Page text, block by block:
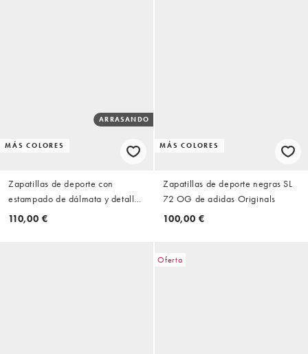
MÁS COLORES
ARRASANDO
Zapatillas de deporte con
estampado de dálmata y detalles
verdes SL 72 OG de adidas
110,00 €
MÁS COLORES
Zapatillas de deporte negras SL
72 OG de adidas Originals
100,00 €
Oferta